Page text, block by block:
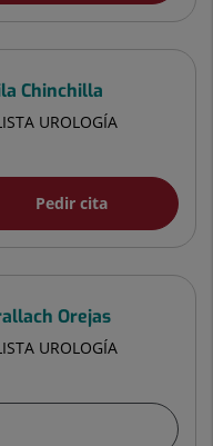
Chinchilla
UROLOGÍA
Pedir cita
Orejas
UROLOGÍA